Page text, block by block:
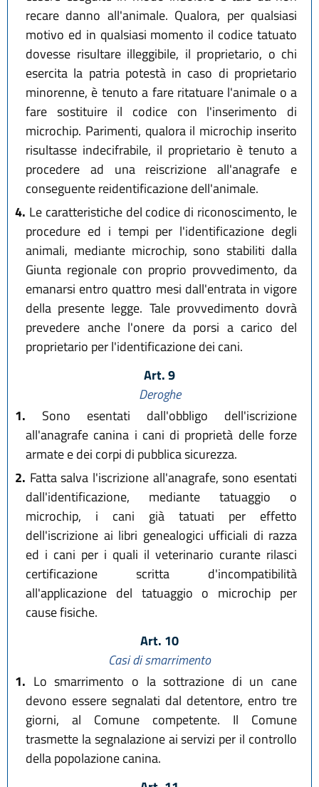
recare danno all'animale. Qualora, per qualsiasi
motivo ed in qualsiasi momento il codice tatuato
dovesse risultare illeggibile, il proprietario, o chi
esercita la patria potestà in caso di proprietario
minorenne, è tenuto a fare ritatuare l'animale o a
fare sostituire il codice con l'inserimento di
microchip. Parimenti, qualora il microchip inserito
risultasse indecifrabile, il proprietario è tenuto a
procedere ad una reiscrizione all'anagrafe e
conseguente reidentificazione dell'animale.
4. Le caratteristiche del codice di riconoscimento, le
procedure ed i tempi per l'identificazione degli
animali, mediante microchip, sono stabiliti dalla
Giunta regionale con proprio provvedimento, da
emanarsi entro quattro mesi dall'entrata in vigore
della presente legge. Tale provvedimento dovrà
prevedere anche l'onere da porsi a carico del
proprietario per l'identificazione dei cani.
Art. 9
Deroghe
1. Sono esentati dall'obbligo dell'iscrizione
all'anagrafe canina i cani di proprietà delle forze
armate e dei corpi di pubblica sicurezza.
2. Fatta salva l'iscrizione all'anagrafe, sono esentati
dall'identificazione, mediante tatuaggio o
microchip, i cani già tatuati per effetto
dell'iscrizione ai libri genealogici ufficiali di razza
ed i cani per i quali il veterinario curante rilasci
certificazione scritta d'incompatibilità
all'applicazione del tatuaggio o microchip per
cause fisiche.
Art. 10
Casi di smarrimento
1. Lo smarrimento o la sottrazione di un cane
devono essere segnalati dal detentore, entro tre
giorni, al Comune competente. Il Comune
trasmette la segnalazione ai servizi per il controllo
della popolazione canina.